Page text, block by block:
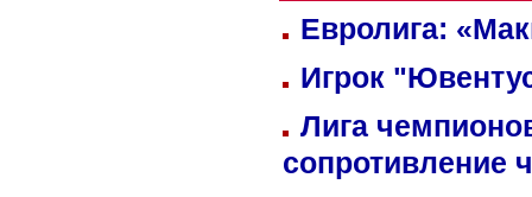
Евролига:
Игрок
Лига
сопротивление